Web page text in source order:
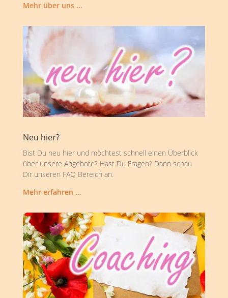
Mehr über uns …
Neu hier?
Bist Du neu hier und möchtest schnell einen Überblick
über unsere Angebote? Hast Du Fragen? Dann schau
Dir unseren FAQ Bereich an.
Mehr erfahren …